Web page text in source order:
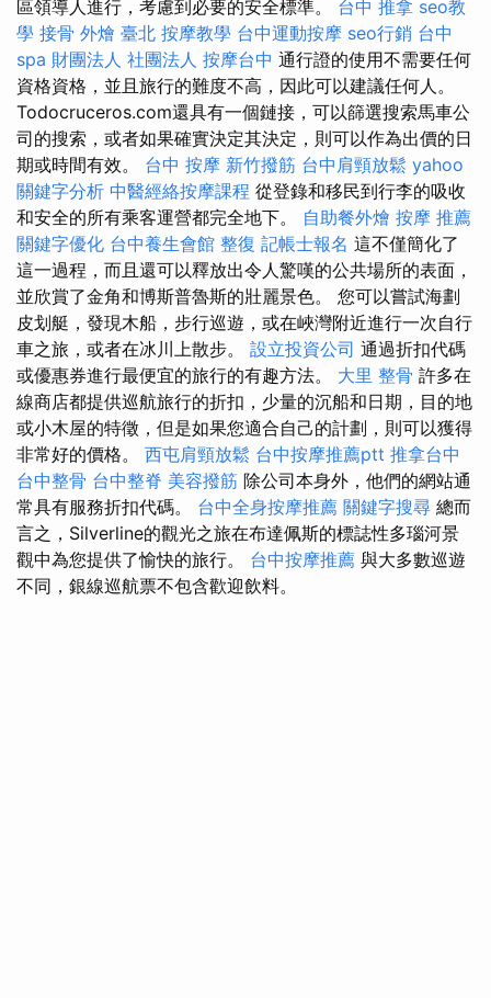
區領導人進行，考慮到必要的安全標準。 台中 推拿 seo教
學 接骨 外燴 臺北 按摩教學 台中運動按摩 seo行銷 台中
spa 財團法人 社團法人 按摩台中 通行證的使用不需要任何
資格資格，並且旅行的難度不高，因此可以建議任何人。
Todocruceros.com還具有一個鏈接，可以篩選搜索馬車公
司的搜索，或者如果確實決定其決定，則可以作為出價的日
期或時間有效。 台中 按摩 新竹撥筋 台中肩頸放鬆 yahoo
關鍵字分析 中醫經絡按摩課程 從登錄和移民到行李的吸收
和安全的所有乘客運營都完全地下。 自助餐外燴 按摩 推薦
關鍵字優化 台中養生會館 整復 記帳士報名 這不僅簡化了
這一過程，而且還可以釋放出令人驚嘆的公共場所的表面，
並欣賞了金角和博斯普魯斯的壯麗景色。 您可以嘗試海劃
皮划艇，發現木船，步行巡遊，或在峽灣附近進行一次自行
車之旅，或者在冰川上散步。 設立投資公司 通過折扣代碼
或優惠券進行最便宜的旅行的有趣方法。 大里 整骨 許多在
線商店都提供巡航旅行的折扣，少量的沉船和日期，目的地
或小木屋的特徵，但是如果您適合自己的計劃，則可以獲得
非常好的價格。 西屯肩頸放鬆 台中按摩推薦ptt 推拿台中
台中整骨 台中整脊 美容撥筋 除公司本身外，他們的網站通
常具有服務折扣代碼。 台中全身按摩推薦 關鍵字搜尋 總而
言之，Silverline的觀光之旅在布達佩斯的標誌性多瑙河景
觀中為您提供了愉快的旅行。 台中按摩推薦 與大多數巡遊
不同，銀線巡航票不包含歡迎飲料。